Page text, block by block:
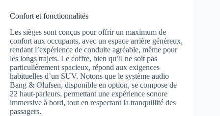
Confort et fonctionnalités
Les sièges sont conçus pour offrir un maximum de
confort aux occupants, avec un espace arrière généreux,
rendant l’expérience de conduite agréable, même pour
les longs trajets. Le coffre, bien qu’il ne soit pas
particulièrement spacieux, répond aux exigences
habituelles d’un SUV. Notons que le système audio
Bang & Olufsen, disponible en option, se compose de
22 haut-parleurs, permettant une expérience sonore
immersive à bord, tout en respectant la tranquillité des
passagers.